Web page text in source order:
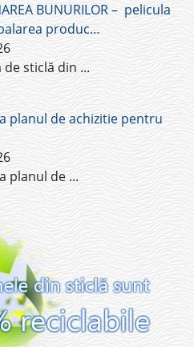
BUNURILOR – pelicula
produc…
de sticlă din ...
planul de achizitie pentru
planul de ...